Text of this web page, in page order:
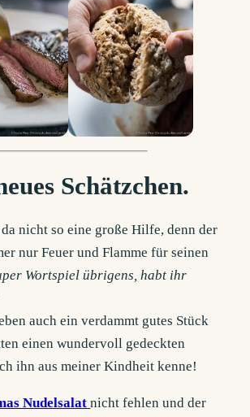
Schätzchen.
nicht so eine große Hilfe, denn der
nur Feuer und Flamme für seinen
Wortspiel übrigens, habt ihr
auch ein verdammt gutes Stück
einen wundervoll gedeckten
ihn aus meiner Kindheit kenne!
Nudelsalatnicht fehlen und der